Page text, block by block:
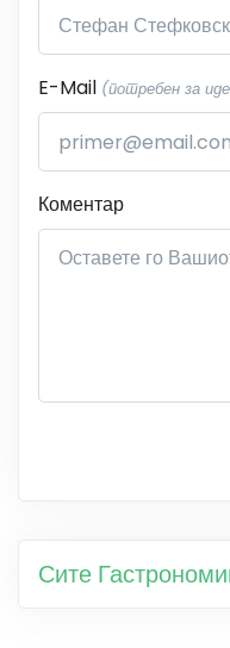
E-Mail (потребен за
Коментар
Сите